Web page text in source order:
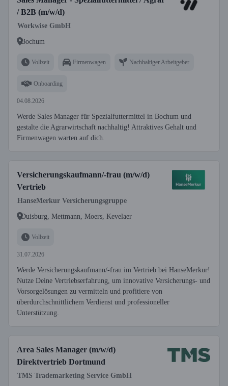
/ B2B (m/w/d)
Workwise GmbH
Bochum
Vollzeit Firmenwagen Nachhaltiger Arbeitgeber
Onboarding
04.08.2026
Werde Sales Manager für Spezialfuttermittel in Bochum und
gestalte die Agrarwirtschaft nachhaltig! Attraktives Gehalt und
Firmenwagen warten auf dich.
Versicherungskaufmann/-frau (m/w/d)
Vertrieb
HanseMerkur Versicherungsgruppe
Duisburg, Mettmann, Moers, Kevelaer
Vollzeit
31.07.2026
Werde Versicherungskaufmann/-frau im Vertrieb bei HanseMerkur!
Nutze Deine Vertriebserfahrung, um innovative Versicherungs- und
Vorsorgelösungen zu vermitteln und profitiere von
überdurchschnittlichem Verdienst und professioneller
Unterstützung.
Area Sales Manager (m/w/d)
Direktvertrieb Dortmund
TMS Trademarketing Service GmbH